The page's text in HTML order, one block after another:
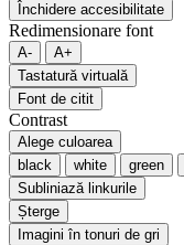
Închidere accesibilitate
Redimensionare font
A-
A+
Tastatură virtuală
Font de citit
Contrast
Alege culoarea
black
white green
Subliniază linkurile
Șterge
Imagini în tonuri de gri